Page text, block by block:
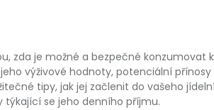
zda je možné a bezpečné konzumovat
výživové hodnoty, potenciální
tipy, jak jej začlenit do vašeho
se jeho denního příjmu.